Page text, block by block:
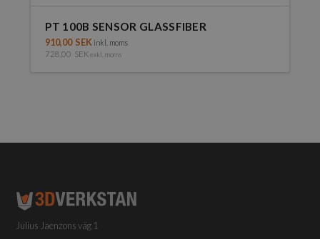
PT 100B SENSOR GLASSFIBER
910,00 SEK inkl. moms
728,00 SEK exkl. moms
Julius Jaenzons väg 1